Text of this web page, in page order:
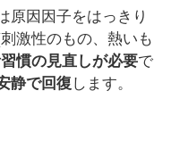
原因因子をはっきり
激性のもの、熱いも
慣の見直しが必要で
静で回復 します。